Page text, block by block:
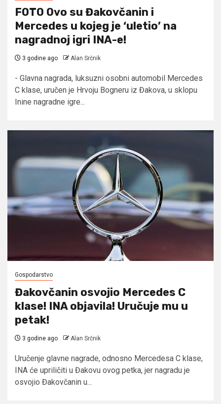
FOTO Ovo su Đakovčanin i
Mercedes u kojeg je ‘uletio’ na
nagradnoj igri INA-e!
3 godine ago Alan Srčnik
- Glavna nagrada, luksuzni osobni automobil Mercedes
C klase, uručen je Hrvoju Bogneru iz Đakova, u sklopu
Inine nagradne igre...
Gospodarstvo
Đakovčanin osvojio Mercedes C
klase! INA objavila! Uručuje mu u
petak!
3 godine ago Alan Srčnik
Uručenje glavne nagrade, odnosno Mercedesa C klase,
INA će upriličiti u Đakovu ovog petka, jer nagradu je
osvojio Đakovčanin u...